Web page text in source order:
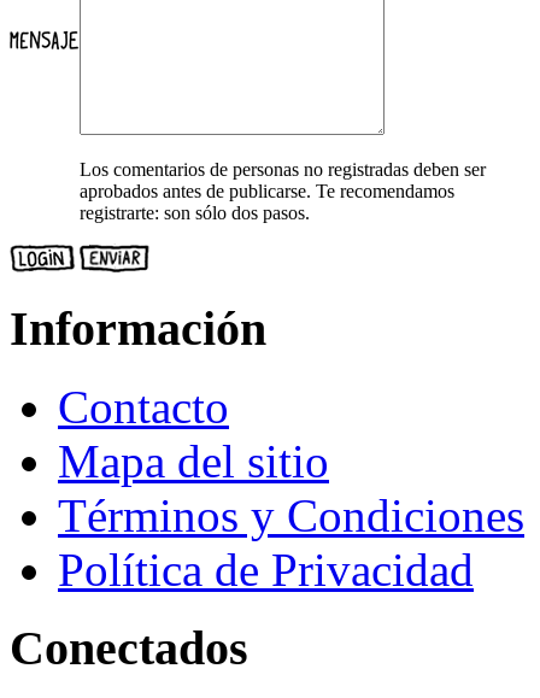
Los comentarios de personas no registradas deben ser
aprobados antes de publicarse. Te recomendamos
registrarte: son sólo dos pasos.
Información
Contacto
Mapa del sitio
Términos y Condiciones
Política de Privacidad
Conectados